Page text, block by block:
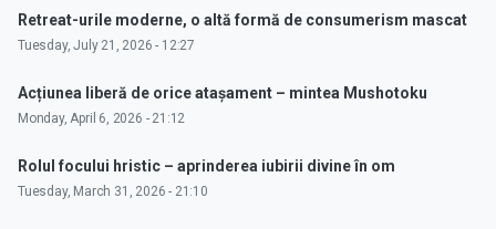
Retreat-urile moderne, o altă formă de consumerism mascat
Tuesday, July 21, 2026 - 12:27
Acțiunea liberă de orice atașament – mintea Mushotoku
Monday, April 6, 2026 - 21:12
Rolul focului hristic – aprinderea iubirii divine în om
Tuesday, March 31, 2026 - 21:10